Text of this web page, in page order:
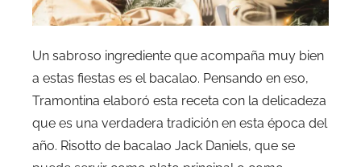
Un sabroso ingrediente que acompaña muy bien
a estas fiestas es el bacalao. Pensando en eso,
Tramontina elaboró ​​esta receta con la delicadeza
que es una verdadera tradición en esta época del
año. Risotto de bacalao Jack Daniels, que se